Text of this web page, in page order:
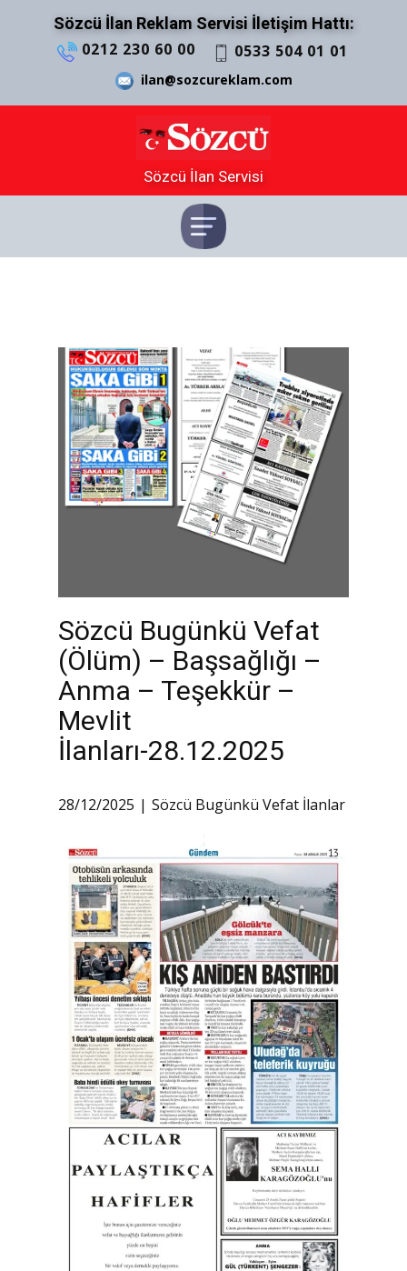
Sözcü İlan Reklam Servisi İletişim Hattı:
0212 230 60 00 0533 504 01 01
ilan@sozcureklam.com
Sözcü İlan Servisi
Sözcü Bugünkü Vefat
(Ölüm) – Başsağlığı –
Anma – Teşekkür –
Mevlit
İlanları-28.12.2025
28/12/2025 Sözcü Bugünkü Vefat İlanlar